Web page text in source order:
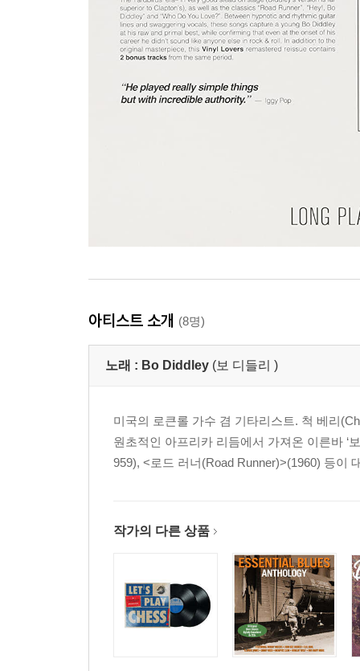
아티스트 소개 (8명)
노래 : Bo Diddley (보 디들리 )
미국의 로큰롤 가수 겸 기타리스트. 척 베리
원초적인 아프리카 리듬에서 가져온 이른바 ‘
959), <로드 러너(Road Runner)>(1960) 등이
작가의 다른 상품